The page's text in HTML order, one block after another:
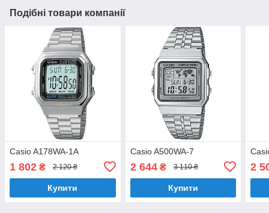
Подібні товари компанії
Casio A178WA-1A
1 802 ₴ 2 120 ₴
Купити
Casio A500WA-7
2 644₴ 3 110 ₴
Купити
2